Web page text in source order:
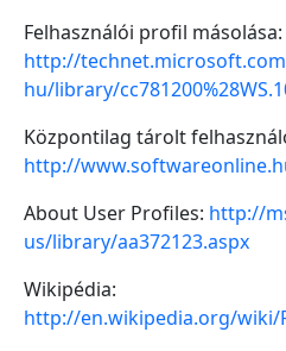
Felhasználói profil másolása:
http://
hu/library/
Központilag tárolt
http://
About User Profiles: http://
us/library/aa372123.aspx
Wikipédia:
http://en.wikipedia.org/wiki/